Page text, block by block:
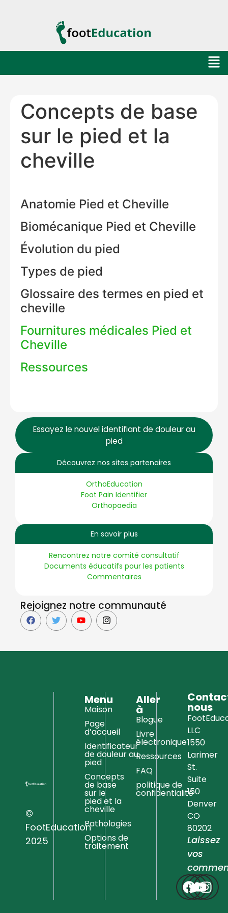
Essayez le nouvel identifiant de douleur au
pied
Découvrez nos sites partenaires
OrthoEducation
Foot Pain Identifier
Orthopaedia
En savoir plus
Rencontrez notre comité consultatif
Documents éducatifs pour les patients
Commentaires
Rejoignez notre communauté
Concepts de base
sur le pied et la
cheville
Anatomie Pied et Cheville
Biomécanique Pied et Cheville
Évolution du pied
Types de pied
Glossaire des termes en pied et
cheville
Fournitures médicales Pied et
Cheville
Ressources
©
FootEducation
2025
Menu
Maison
Page
d’accueil
Identificateur
de douleur au
pied
Concepts
de base
sur le
pied et la
cheville
Pathologies
Options de
traitement
Aller
à
Blogue
Livre
électronique
Ressources
FAQ
politique de
confidentialité
nous
LLC
1550
Larimer
St.
Suite
150
Denver
CO
80202
Laissez
vos
Hello! How can I assist you today?